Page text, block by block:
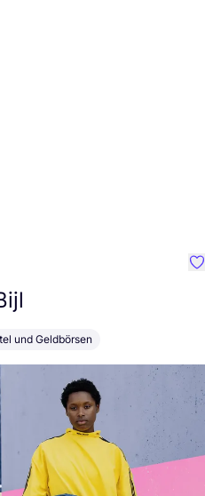
und Geldbörsen